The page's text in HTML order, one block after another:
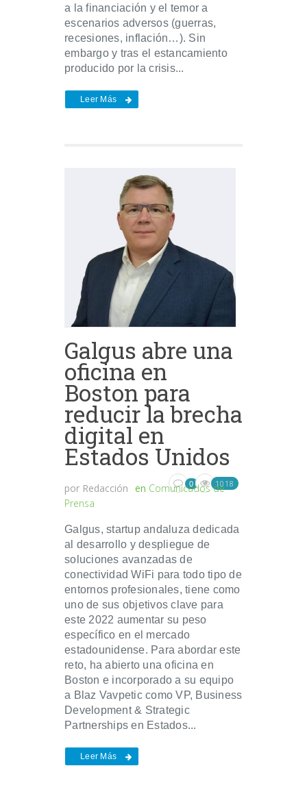
a la financiación y el temor a
escenarios adversos (guerras,
recesiones, inflación…). Sin
embargo y tras el estancamiento
producido por la crisis...
Leer Más
Galgus abre una
oficina en
Boston para
reducir la brecha
digital en
Estados Unidos
por Redacción en Comunicados de
Prensa
0 1018
Galgus, startup andaluza dedicada
al desarrollo y despliegue de
soluciones avanzadas de
conectividad WiFi para todo tipo de
entornos profesionales, tiene como
uno de sus objetivos clave para
este 2022 aumentar su peso
específico en el mercado
estadounidense. Para abordar este
reto, ha abierto una oficina en
Boston e incorporado a su equipo
a Blaz Vavpetic como VP, Business
Development & Strategic
Partnerships en Estados...
Leer Más